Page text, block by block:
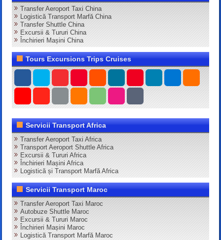
Transfer Aeroport Taxi China
Logistică Transport Marfă China
Transfer Shuttle China
Excursii & Tururi China
Închirieri Mașini China
Tours Excursions Trips Cruises
Servicii Transport Africa
Transfer Aeroport Taxi Africa
Transport Aeroport Shuttle Africa
Excursii & Tururi Africa
Închirieri Mașini Africa
Logistică și Transport Marfă Africa
Servicii Transport Maroc
Transfer Aeroport Taxi Maroc
Autobuze Shuttle Maroc
Excursii & Tururi Maroc
Închirieri Mașini Maroc
Logistică Transport Marfă Maroc